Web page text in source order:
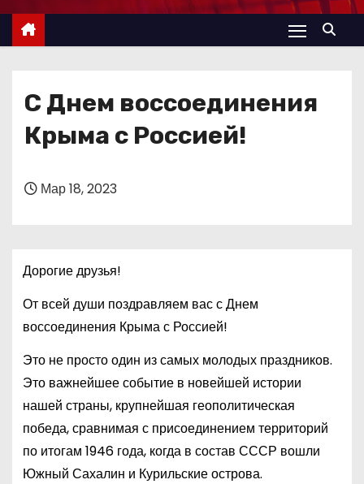
ж
С Днем воссоединения
Крыма с Россией!
Мар 18, 2023
Дорогие друзья!
От всей души поздравляем вас с Днем
воссоединения Крыма с Россией!
Это не просто один из самых молодых праздников.
Это важнейшее событие в новейшей истории
нашей страны, крупнейшая геополитическая
победа, сравнимая с присоединением территорий
по итогам 1946 года, когда в состав СССР вошли
Южный Сахалин и Курильские острова.